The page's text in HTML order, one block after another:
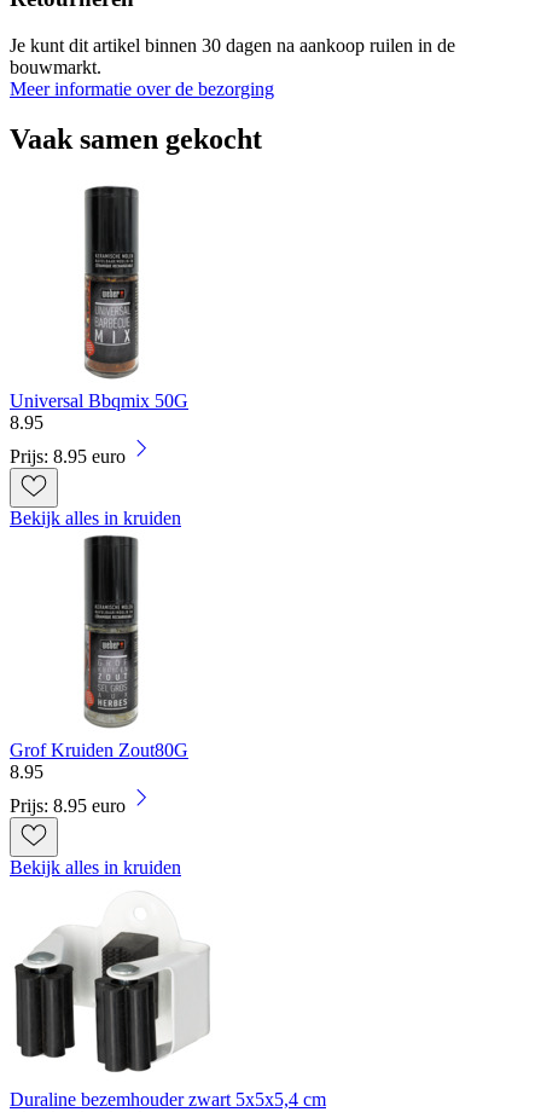
Je kunt dit artikel binnen 30 dagen na aankoop ruilen in de
bouwmarkt.
Meer informatie over de bezorging
Vaak samen gekocht
Universal Bbqmix 50G
8.95
Prijs: 8.95 euro
Bekijk alles in kruiden
Grof Kruiden Zout80G
8.95
Prijs: 8.95 euro
Bekijk alles in kruiden
Duraline bezemhouder zwart 5x5x5,4 cm